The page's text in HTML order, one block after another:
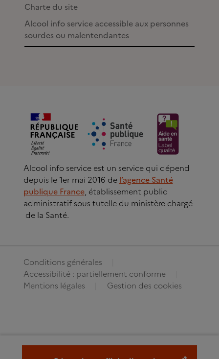
Charte du site
Alcool info service accessible aux personnes
sourdes ou malentendantes
Alcool info service est un service qui dépend
depuis le 1er mai 2016 de l’agence Santé
publique France, établissement public
administratif sous tutelle du ministère chargé
de la Santé.
Conditions générales
Accessibilité : partiellement conforme
Mentions légales
Gestion des cookies